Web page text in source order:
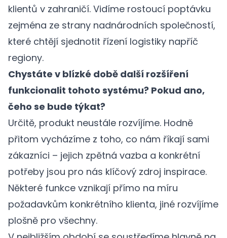
klientů v zahraničí. Vidíme rostoucí poptávku
zejména ze strany nadnárodních společností,
které chtějí sjednotit řízení logistiky napříč
regiony.
Chystáte v blízké době další rozšíření
funkcionalit tohoto systému? Pokud ano,
čeho se bude týkat?
Určitě, produkt neustále rozvíjíme. Hodně
přitom vycházíme z toho, co nám říkají sami
zákazníci – jejich zpětná vazba a konkrétní
potřeby jsou pro nás klíčový zdroj inspirace.
Některé funkce vznikají přímo na míru
požadavkům konkrétního klienta, jiné rozvíjíme
plošně pro všechny.